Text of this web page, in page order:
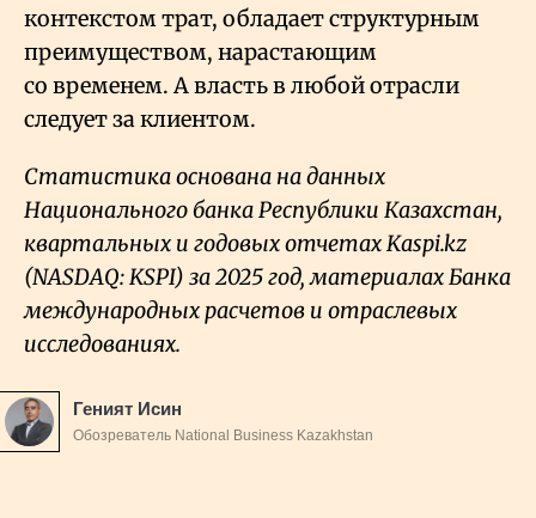
контекстом трат, обладает структурным
преимуществом, нарастающим
со временем. А власть в любой отрасли
следует за клиентом.
Статистика основана на данных
Национального банка Республики Казахстан,
квартальных и годовых отчетах Kaspi.kz
(NASDAQ: KSPI) за 2025 год, материалах Банка
международных расчетов и отраслевых
исследованиях.
Геният Исин
Обозреватель National Business Kazakhstan